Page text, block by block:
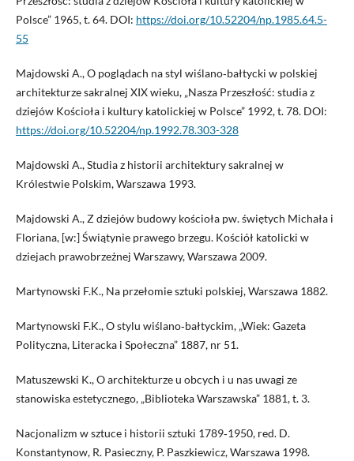
Polsce” 1965, t. 64. DOI: https://doi.org/10.52204/np.1985.64.5-
55
Majdowski A., O poglądach na styl wiślano‑bałtycki w polskiej
architekturze sakralnej XIX wieku, „Nasza Przeszłość: studia z
dziejów Kościoła i kultury katolickiej w Polsce” 1992, t. 78. DOI:
https://doi.org/10.52204/np.1992.78.303-328
Majdowski A., Studia z historii architektury sakralnej w
Królestwie Polskim, Warszawa 1993.
Majdowski A., Z dziejów budowy kościoła pw. świętych Michała i
Floriana, [w:] Świątynie prawego brzegu. Kościół katolicki w
dziejach prawobrzeżnej Warszawy, Warszawa 2009.
Martynowski F.K., Na przełomie sztuki polskiej, Warszawa 1882.
Martynowski F.K., O stylu wiślano‑bałtyckim, „Wiek: Gazeta
Polityczna, Literacka i Społeczna” 1887, nr 51.
Matuszewski K., O architekturze u obcych i u nas uwagi ze
stanowiska estetycznego, „Biblioteka Warszawska” 1881, t. 3.
Nacjonalizm w sztuce i historii sztuki 1789‑1950, red. D.
Konstantynow, R. Pasieczny, P. Paszkiewicz, Warszawa 1998.